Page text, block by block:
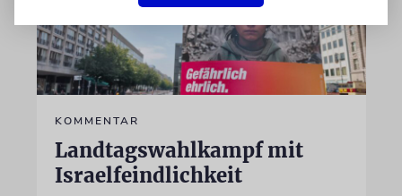
KOMMENTAR
Landtagswahlkampf mit
Israelfeindlichkeit